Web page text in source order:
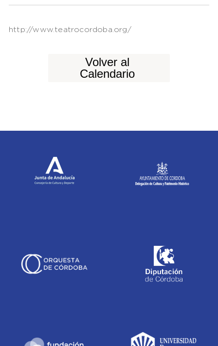
http://www.teatrocordoba.org/
Volver al
Calendario